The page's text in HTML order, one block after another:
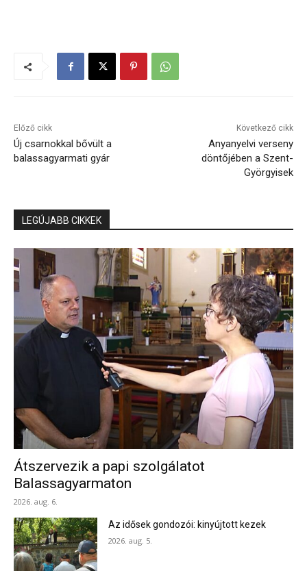
Előző cikk
Új csarnokkal bővült a
balassagyarmati gyár
Következő cikk
Anyanyelvi verseny
döntőjében a Szent-
Györgyisek
LEGÚJABB CIKKEK
Átszervezik a papi szolgálatot
Balassagyarmaton
2026. aug. 6.
Az idősek gondozói: kinyújtott kezek
2026. aug. 5.